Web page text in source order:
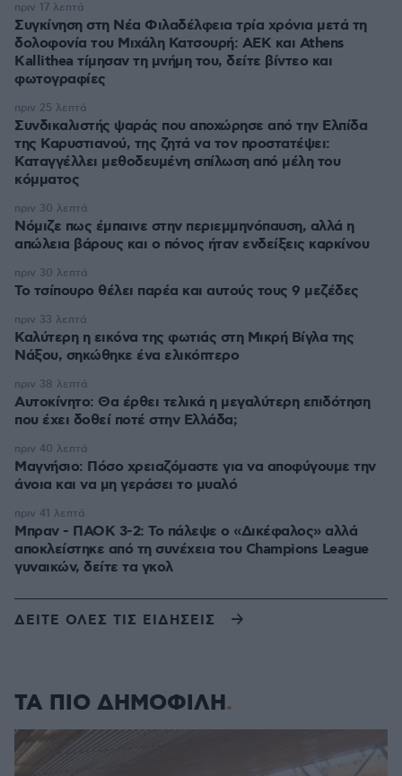
Συγκίνηση στη Νέα Φιλαδέλφεια τρία χρόνια μετά τη
δολοφονία του Μιχάλη Κατσουρή: ΑΕΚ και Athens
Kallithea τίμησαν τη μνήμη του, δείτε βίντεο και
φωτογραφίες
πριν 17 λεπτά
Συνδικαλιστής ψαράς που αποχώρησε από την Ελπίδα
της Καρυστιανού, της ζητά να τον προστατέψει:
Καταγγέλλει μεθοδευμένη σπίλωση από μέλη του
κόμματος
πριν 25 λεπτά
Νόμιζε πως έμπαινε στην περιεμμηνόπαυση, αλλά η
απώλεια βάρους και ο πόνος ήταν ενδείξεις καρκίνου
πριν 30 λεπτά
Το τσίπουρο θέλει παρέα και αυτούς τους 9 μεζέδες
πριν 30 λεπτά
Καλύτερη η εικόνα της φωτιάς στη Μικρή Βίγλα της
Νάξου, σηκώθηκε ένα ελικόπτερο
πριν 33 λεπτά
Αυτοκίνητο: Θα έρθει τελικά η μεγαλύτερη επιδότηση
που έχει δοθεί ποτέ στην Ελλάδα;
πριν 38 λεπτά
Μαγνήσιο: Πόσο χρειαζόμαστε για να αποφύγουμε την
άνοια και να μη γεράσει το μυαλό
πριν 40 λεπτά
Μπραν - ΠΑΟΚ 3-2: Το πάλεψε ο «Δικέφαλος» αλλά
αποκλείστηκε από τη συνέχεια του Champions League
γυναικών, δείτε τα γκολ
πριν 41 λεπτά
ΔΕΙΤΕ ΟΛΕΣ ΤΙΣ ΕΙΔΗΣΕΙΣ
ΤΑ ΠΙΟ ΔΗΜΟΦΙΛΗ